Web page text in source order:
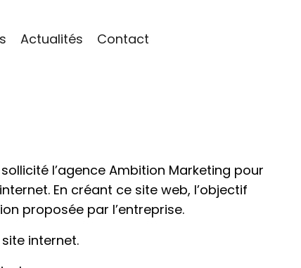
Actualités Contact
l’agence Ambition Marketing pour
En créant ce site web, l’objectif
proposée par l’entreprise.
internet.